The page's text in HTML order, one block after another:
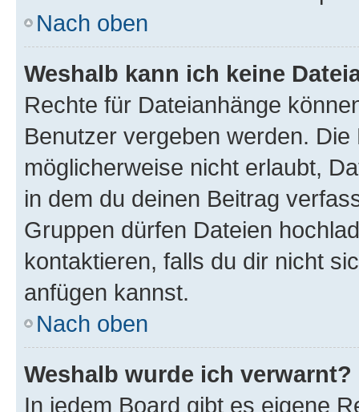
Nach oben
Weshalb kann ich keine
Rechte für Dateianhänge
Benutzer vergeben werden.
möglicherweise nicht erlaubt,
in dem du deinen Beitrag
Gruppen dürfen Dateien
kontaktieren, falls du dir nicht
anfügen kannst.
Nach oben
Weshalb wurde ich verwarnt?
In jedem Board gibt es eigene